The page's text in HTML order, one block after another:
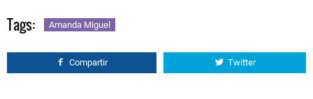
Tags: Amanda Miguel
Compartir Twitter